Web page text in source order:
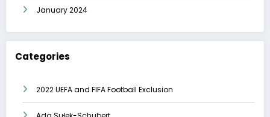
January 2024
Categories
2022 UEFA and FIFA Football Exclusion